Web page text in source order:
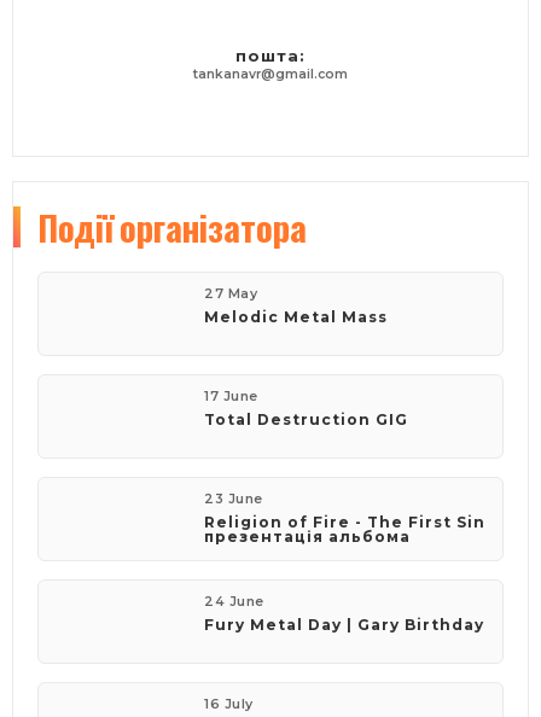
пошта:
tankanavr@gmail.com
Подіїорганізатора
27 May
Melodic Metal Mass
17 June
​Total Destruction GIG
23 June
​Religion of Fire - The First Sin
презентація альбома
24 June
Fury Metal Day | Gary Birthday
16 July